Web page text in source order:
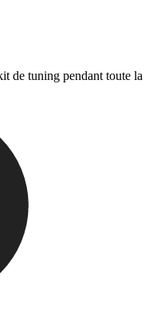
de tuning pendant toute la